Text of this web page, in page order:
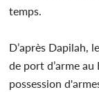
temps.
D’après Dapilah,
de port d’arme
possession